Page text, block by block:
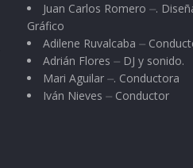
Juan Carlos Romero ⏤.
Gráfico
Adilene Ruvalcaba ⏤
Adrián Flores ⏤ DJ y sonido.
Mari Aguilar ⏤. Conductora
Iván Nieves ⏤ Conductor